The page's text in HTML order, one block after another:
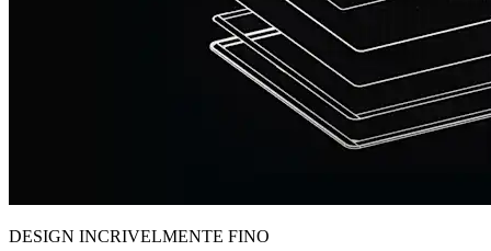
DESIGN INCRIVELMENTE FINO